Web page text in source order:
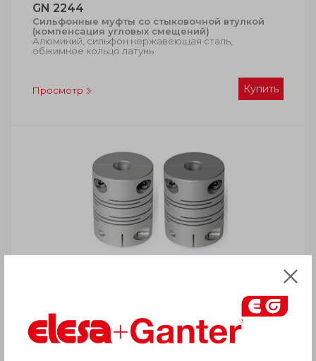
GN 2244
Сильфонные муфты со стыковочной втулкой
(компенсация угловых смещений)
Алюминий, сильфон нержавеющая сталь,
обжимное кольцо латунь
Просмотр Купить
Прецизионные высокоточные лучевые муфты
Алюминий / нержавеющая сталь, со стыковочной
втулкой